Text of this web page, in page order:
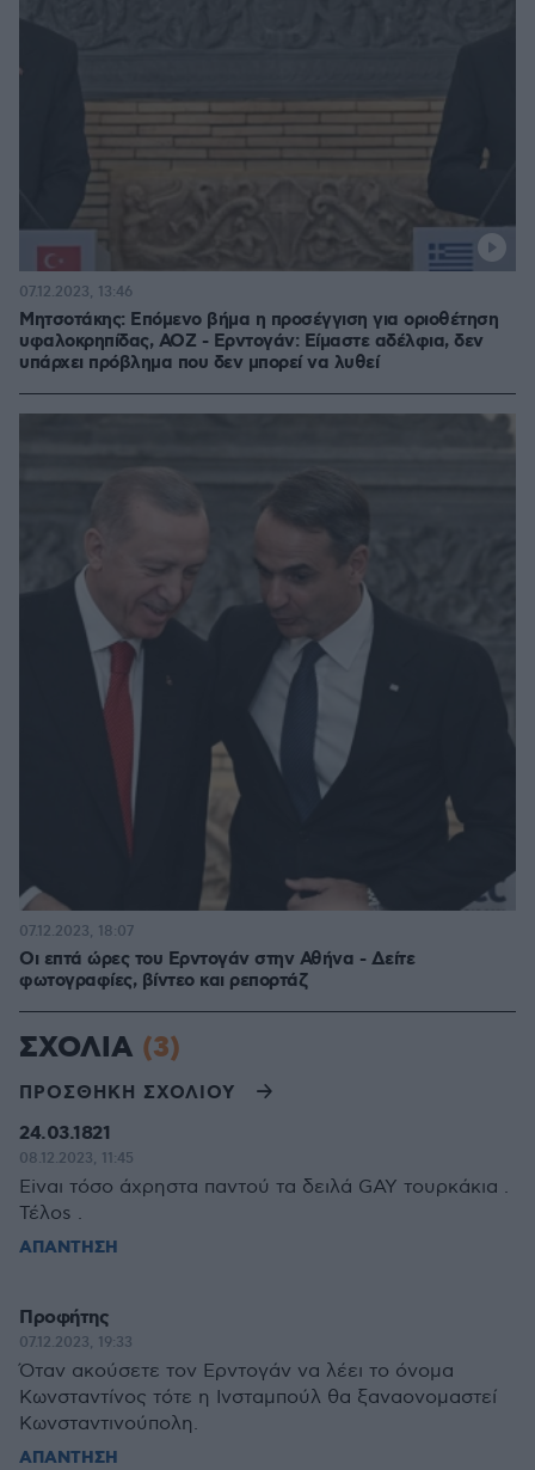
Μητσοτάκης: Επόμενο βήμα η προσέγγιση για οριοθέτηση
υφαλοκρηπίδας, ΑΟΖ - Ερντογάν: Είμαστε αδέλφια, δεν
υπάρχει πρόβλημα που δεν μπορεί να λυθεί
07.12.2023, 13:46
Οι επτά ώρες του Ερντογάν στην Αθήνα - Δείτε
φωτογραφίες, βίντεο και ρεπορτάζ
07.12.2023, 18:07
ΣΧΟΛΙΑ (3)
ΠΡΟΣΘΗΚΗ ΣΧΟΛΙΟΥ
24.03.1821
08.12.2023, 11:45
Εiναι τόσο άxρηστα παντού τα δειλά GΑΥ τουρκάκια .
Τέλοs .
ΑΠΑΝΤΗΣΗ
Προφήτης
07.12.2023, 19:33
Όταν ακούσετε τον Ερντογάν να λέει το όνομα
Κωνσταντίνος τότε η Ινσταμπούλ θα ξαναονομαστεί
Κωνσταντινούπολη.
ΑΠΑΝΤΗΣΗ